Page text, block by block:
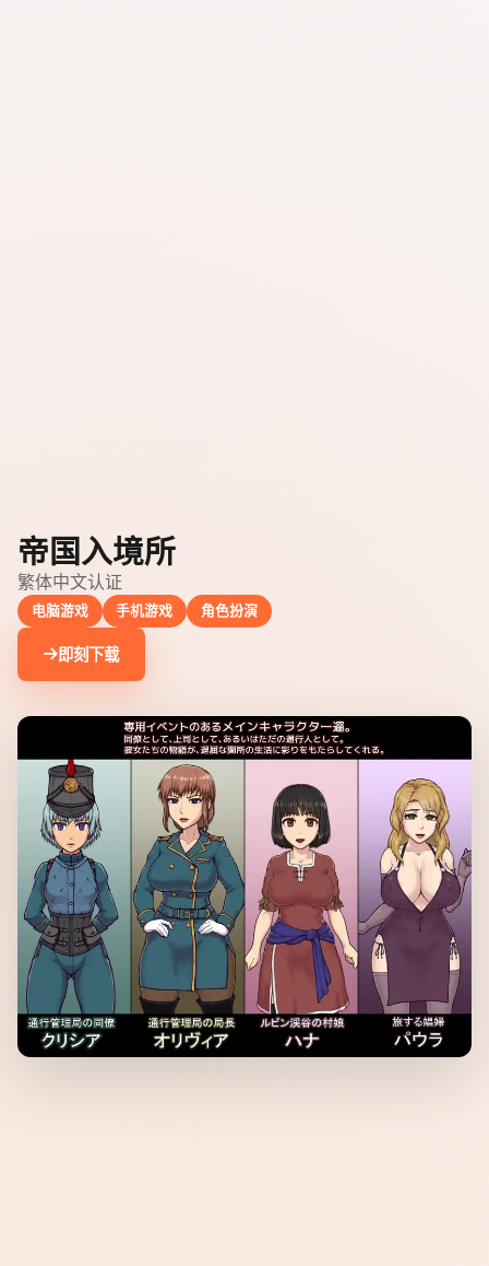
帝国入境所
繁体中文认证
电脑游戏 手机游戏 角色扮演
即刻下载